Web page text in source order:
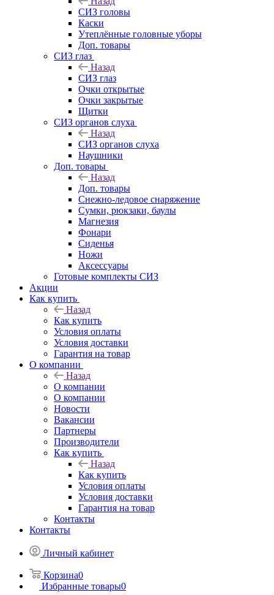
СИЗ головы
Каски
Утеплённые головные уборы
Доп. товары
СИЗ глаз
Назад
СИЗ глаз
Очки открытые
Очки закрытые
Щитки
СИЗ органов слуха
Назад
СИЗ органов слуха
Наушники
Доп. товары
Назад
Доп. товары
Снежно-ледовое снаряжение
Сумки, рюкзаки, баулы
Магнезия
Фонари
Сиденья
Ножи
Аксессуары
Готовые комплекты СИЗ
Акции
Как купить
Назад
Как купить
Условия оплаты
Условия доставки
Гарантия на товар
О компании
Назад
О компании
О компании
Новости
Вакансии
Партнеры
Производители
Как купить
Назад
Как купить
Условия оплаты
Условия доставки
Гарантия на товар
Контакты
Контакты
Личный кабинет
Корзина0
Избранные товары0